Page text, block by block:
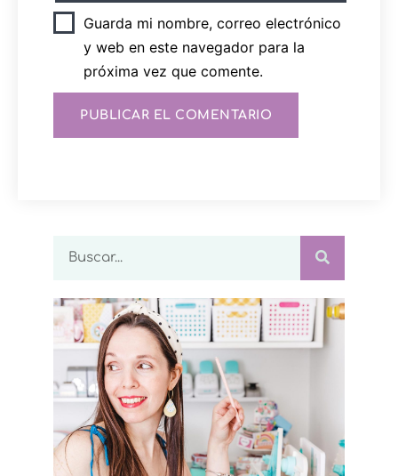
Guarda mi nombre, correo electrónico
y web en este navegador para la
próxima vez que comente.